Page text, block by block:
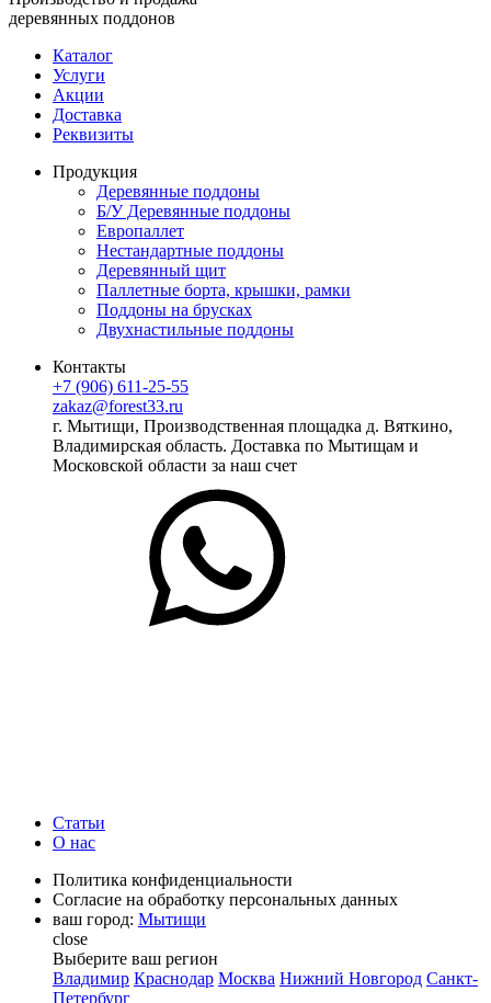
деревянных поддонов
Каталог
Услуги
Акции
Доставка
Реквизиты
Продукция
Деревянные поддоны
Б/У Деревянные поддоны
Европаллет
Нестандартные поддоны
Деревянный щит
Паллетные борта, крышки, рамки
Поддоны на брусках
Двухнастильные поддоны
Контакты
+7 (906) 611-25-55
zakaz@forest33.ru
г. Мытищи, Производственная площадка д. Вяткино,
Владимирская область. Доставка по Мытищам и
Московской области за наш счет
Статьи
О нас
Политика конфиденциальности
Согласие на обработку персональных данных
ваш город: Мытищи
close
Выберите ваш регион
Владимир Краснодар Москва Нижний Новгород Санкт-
Петербург